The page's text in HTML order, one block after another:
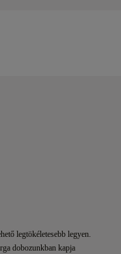
legtökéletesebb legyen.
dobozunkban kapja